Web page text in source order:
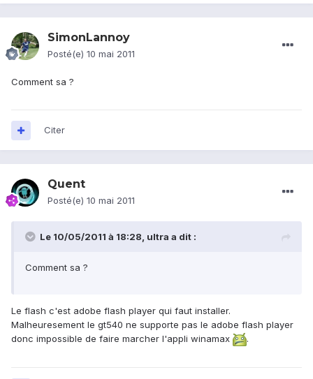
SimonLannoy
Posté(e) 10 mai 2011
Comment sa ?
Citer
Quent
Posté(e) 10 mai 2011
Le 10/05/2011 à 18:28, ultra a dit :
Comment sa ?
Le flash c'est adobe flash player qui faut installer.
Malheuresement le gt540 ne supporte pas le adobe flash player
donc impossible de faire marcher l'appli winamax
.